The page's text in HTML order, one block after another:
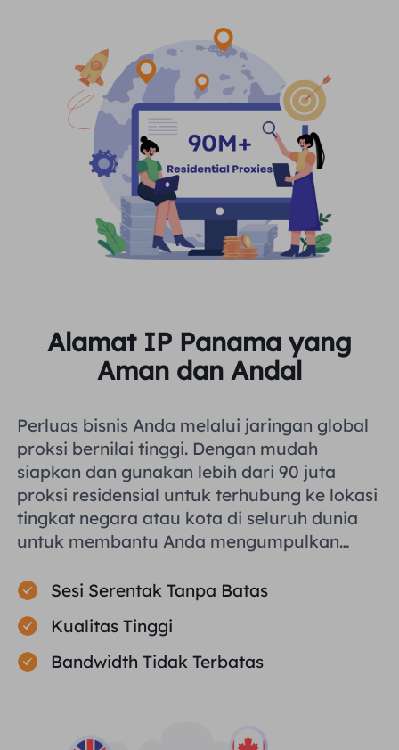
Alamat IP Panama yang
Aman dan Andal
Perluas bisnis Anda melalui jaringan global
proksi bernilai tinggi. Dengan mudah
siapkan dan gunakan lebih dari 90 juta
proksi residensial untuk terhubung ke lokasi
tingkat negara atau kota di seluruh dunia
untuk membantu Anda mengumpulkan
Sesi Serentak Tanpa Batas
Kualitas Tinggi
Bandwidth Tidak Terbatas